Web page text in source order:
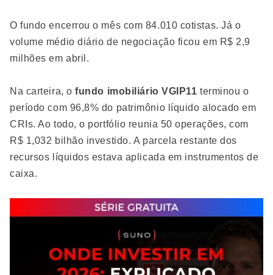
O fundo encerrou o mês com 84.010 cotistas. Já o
volume médio diário de negociação ficou em R$ 2,9
milhões em abril.
Na carteira, ofundo imobiliário VGIP11 terminou o
período com 96,8% do patrimônio líquido alocado em
CRIs. Ao todo, o portfólio reunia 50 operações, com
R$ 1,032 bilhão investido. A parcela restante dos
recursos líquidos estava aplicada em instrumentos de
caixa.